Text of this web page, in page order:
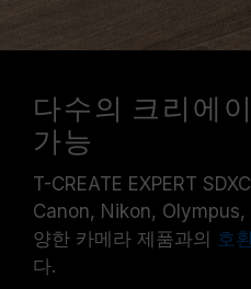
다수의 크리에
가능
T-CREATE EXPERT
Canon, Nikon,
양한 카메라 제품과의 호
다.